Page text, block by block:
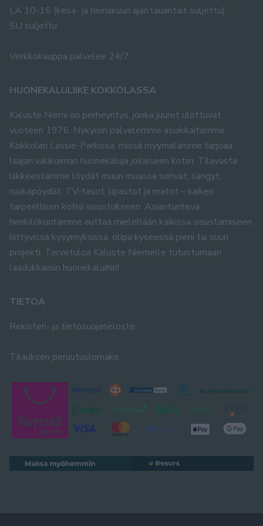
LA 10-15 (kesä- ja heinäkuun ajan lauantait suljettu)
SU suljettu
Verkkokauppa palvelee 24/7
HUONEKALULIIKE KOKKOLASSA
Kaluste Niemi on perheyritys, jonka juuret ulottuvat
vuoteen 1976. Nykyisin palvelemme asiakkaitamme
Kokkolan Lassie-Parkissa, missä myymälämme tarjoaa
laajan valikoiman huonekaluja jokaiseen kotiin. Tilavasta
liikkeestämme löydät muun muassa sohvat, sängyt,
ruokapöydät, TV-tasot, lipastot ja matot – kaiken
tarpeellisen kotisi sisustukseen. Asiantunteva
henkilökuntamme auttaa mielellään kaikissa sisustamiseen
liittyvissä kysymyksissä, olipa kyseessä pieni tai suuri
projekti. Tervetuloa Kaluste Niemelle tutustumaan
laadukkaisiin huonekaluihin!
TIETOA
Rekisteri- ja tietosuojaseloste
Tilauksen peruutuslomake